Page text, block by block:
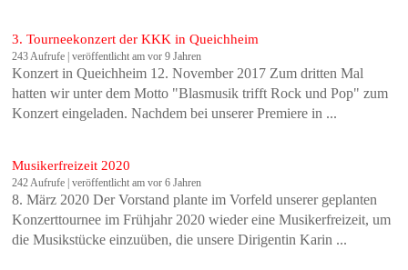
3. Tourneekonzert der KKK in Queichheim
243 Aufrufe |veröffentlicht am vor 9 Jahren
Konzert in Queichheim 12. November 2017 Zum dritten Mal
hatten wir unter dem Motto "Blasmusik trifft Rock und Pop" zum
Konzert eingeladen. Nachdem bei unserer Premiere in ...
Musikerfreizeit 2020
242 Aufrufe |veröffentlicht am vor 6 Jahren
8. März 2020 Der Vorstand plante im Vorfeld unserer geplanten
Konzerttournee im Frühjahr 2020 wieder eine Musikerfreizeit, um
die Musikstücke einzuüben, die unsere Dirigentin Karin ...